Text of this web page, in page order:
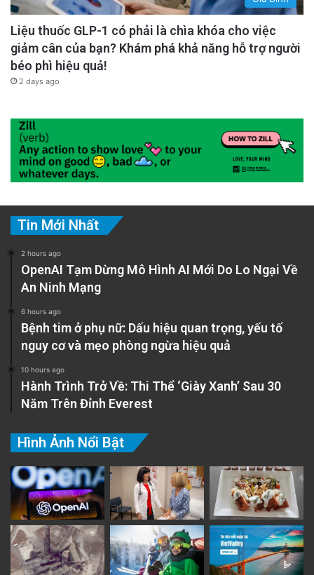
Liệu thuốc GLP-1 có phải là chìa khóa cho việc
giảm cân của bạn? Khám phá khả năng hỗ trợ người
béo phì hiệu quả!
2 days ago
Tin Mới Nhất
2 hours ago
OpenAI Tạm Dừng Mô Hình AI Mới Do Lo Ngại Về
An Ninh Mạng
6 hours ago
Bệnh tim ở phụ nữ: Dấu hiệu quan trọng, yếu tố
nguy cơ và mẹo phòng ngừa hiệu quả
10 hours ago
Hành Trình Trở Về: Thi Thể ‘Giày Xanh’ Sau 30
Năm Trên Đỉnh Everest
Hình Ảnh Nổi Bật